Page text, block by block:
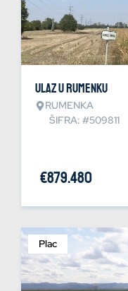
Ulaz u Rumenku
RUMENKA
ŠIFRA: #509811
€879.480
Plac